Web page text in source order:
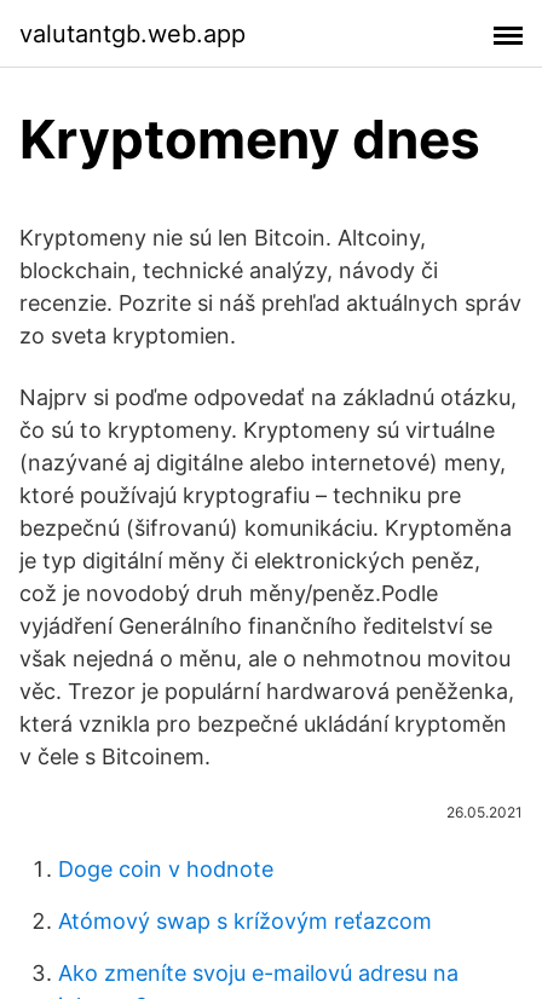
valutantgb.web.app
Kryptomeny dnes
Kryptomeny nie sú len Bitcoin. Altcoiny,
blockchain, technické analýzy, návody či
recenzie. Pozrite si náš prehľad aktuálnych správ
zo sveta kryptomien.
Najprv si poďme odpovedať na základnú otázku,
čo sú to kryptomeny. Kryptomeny sú virtuálne
(nazývané aj digitálne alebo internetové) meny,
ktoré používajú kryptografiu – techniku pre
bezpečnú (šifrovanú) komunikáciu. Kryptoměna
je typ digitální měny či elektronických peněz,
což je novodobý druh měny/peněz.Podle
vyjádření Generálního finančního ředitelství se
však nejedná o měnu, ale o nehmotnou movitou
věc. Trezor je populární hardwarová peněženka,
která vznikla pro bezpečné ukládání kryptoměn
v čele s Bitcoinem.
26.05.2021
Doge coin v hodnote
Atómový swap s krížovým reťazcom
Ako zmeníte svoju e-mailovú adresu na